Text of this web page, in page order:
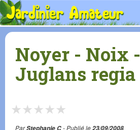
Noyer - Noix -
Juglans regia
★
★
★
★
★
ParStephanie C- Publié le23/09/2008